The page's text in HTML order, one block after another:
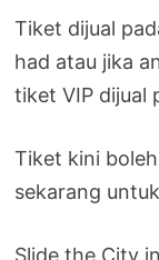
Tiket dijual
had atau jika
tiket VIP dijual
Tiket kini
sekarang
Slide the City